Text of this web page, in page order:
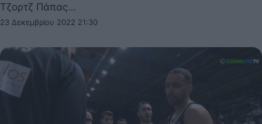
Τζορτζ Πάπας…
23 Δεκεμβρίου 2022 21:30